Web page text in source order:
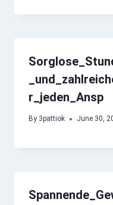
r_jeden_Ansp
By 3pattiok June 30,